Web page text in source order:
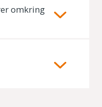
omkring